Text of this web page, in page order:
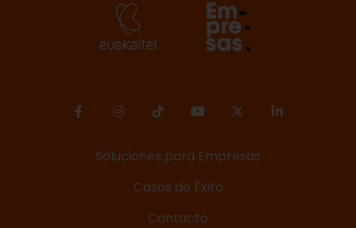
Soluciones para Empresas
Casos de Éxito
Contacto